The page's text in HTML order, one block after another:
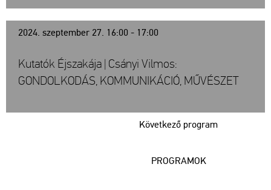
2024. szeptember 27. 16:00 - 17:00
Következő program
Kutatók Éjszakája | Csányi Vilmos:
GONDOLKODÁS, KOMMUNIKÁCIÓ, MŰVÉSZET
PROGRAMOK